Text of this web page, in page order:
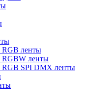
ленты
ленты
SPI DMX ленты